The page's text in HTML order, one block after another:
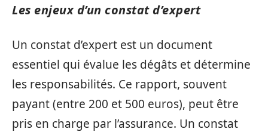
Les enjeux d’un constat d’expert
Un constat d’expert est un document
essentiel qui évalue les dégâts et détermine
les responsabilités. Ce rapport, souvent
payant (entre 200 et 500 euros), peut être
pris en charge par l’assurance. Un constat